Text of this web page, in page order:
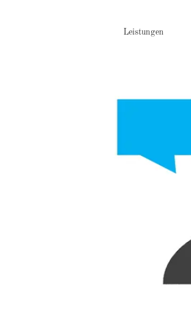
Leistungen